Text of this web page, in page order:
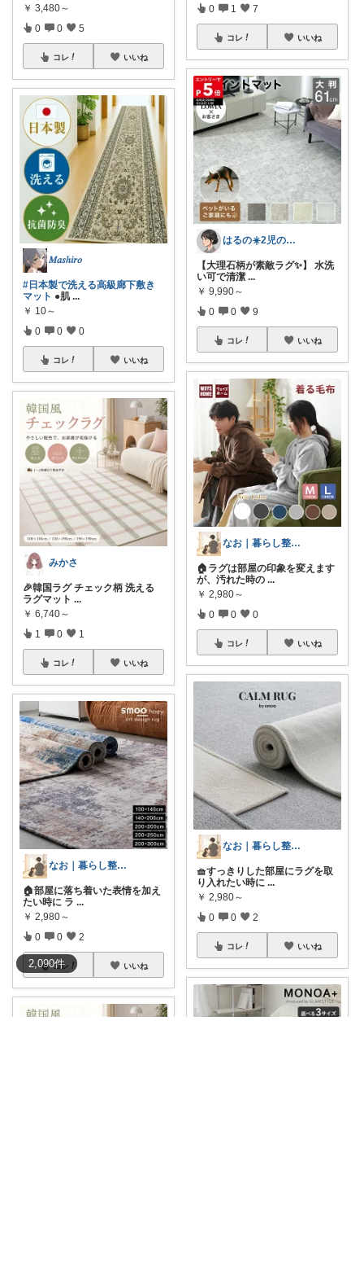
2,090件
￥ 3,480～
0 0 5
コレ いいね
𝑀𝑎𝑠ℎ𝑖𝑟𝑜
#日本製で洗える高級廊下敷き
マット ●肌 ...
￥ 10～
0 0 0
コレ いいね
みかさ
🎉韓国ラグ チェック柄 洗える
ラグマット ...
￥ 6,740～
1 0 1
コレ いいね
なお｜暮らし整えROOM｜犬もいます🐕
🏠部屋に落ち着いた表情を加え
たい時に ラ ...
￥ 2,980～
0 0 2
コレ いいね
0 1 7
コレ いいね
はるの☀️2児のママ𓂃◌𓈒𓐍
【大理石柄が素敵ラグ✨】 水洗
い可で清潔 ...
￥ 9,990～
0 0 9
コレ いいね
なお｜暮らし整えROOM｜犬もいます🐕
🏠ラグは部屋の印象を変えます
が、汚れた時の ...
￥ 2,980～
0 0 0
コレ いいね
なお｜暮らし整えROOM｜犬もいます🐕
🧺すっきりした部屋にラグを取
り入れたい時に ...
￥ 2,980～
0 0 2
コレ いいね